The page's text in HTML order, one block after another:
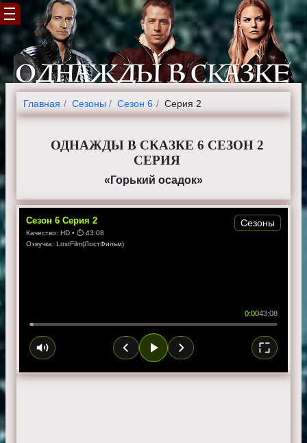
Главная Cезоны Сезон 6 Серия 2
ОДНАЖДЫ В СКАЗКЕ 6 СЕЗОН 2
СЕРИЯ
«Горький осадок»
Сезон 6 Серия 2
Качество: HD • ⏱ 43:08
Озвучка: LostFilm(ЛостФильм)
0:0043:08
Сезоны